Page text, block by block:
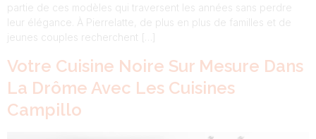
partie de ces modèles qui traversent les années sans perdre
leur élégance. À Pierrelatte, de plus en plus de familles et de
jeunes couples recherchent […]
Votre Cuisine Noire Sur Mesure Dans
La Drôme Avec Les Cuisines
Campillo